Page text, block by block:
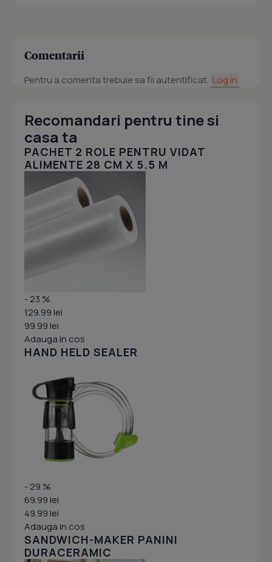
Comentarii
Pentru a comenta trebuie sa fii autentificat. Log in
Recomandari pentru tine si
casa ta
PACHET 2 ROLE PENTRU VIDAT
ALIMENTE 28 CM X 5.5 M
- 23 %
129.99 lei
99.99 lei
Adauga in cos
HAND HELD SEALER
- 29 %
69.99 lei
49.99 lei
Adauga in cos
SANDWICH-MAKER PANINI
DURACERAMIC